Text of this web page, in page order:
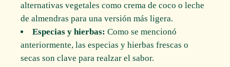
alternativas vegetales como crema de coco o leche
de almendras para una versión más ligera.
Especias y hierbas: Como se mencionó
anteriormente, las especias y hierbas frescas o
secas son clave para realzar el sabor.